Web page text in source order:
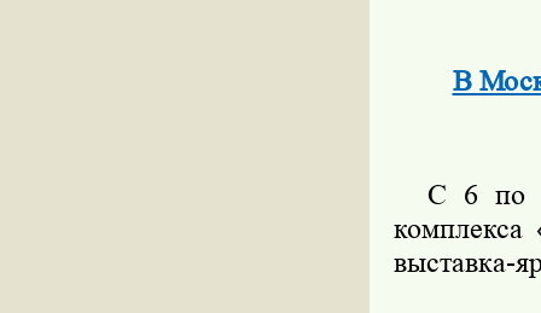
В
С 6 по
комплекса
выставка-